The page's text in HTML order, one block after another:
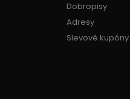
Dobropisy
Adresy
Slevové kupóny